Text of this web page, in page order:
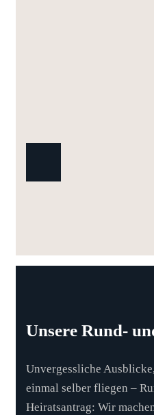
Unsere Rund-
Unvergessliche
einmal selber fliegen –
Heiratsantrag: Wir